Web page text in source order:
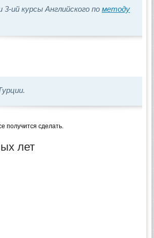
ий курсы Английского по методу
получится сделать.
лет